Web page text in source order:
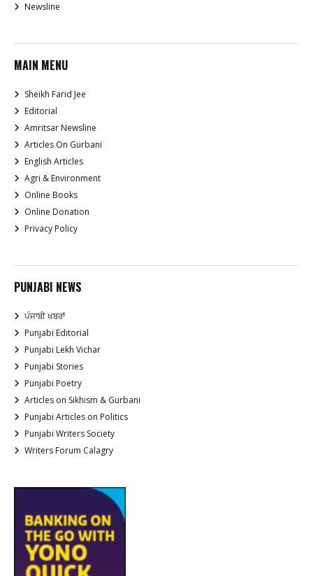
Newsline
MAIN MENU
Sheikh Farid Jee
Editorial
Amritsar Newsline
Articles On Gurbani
English Articles
Agri & Environment
Online Books
Online Donation
Privacy Policy
PUNJABI NEWS
ਪੰਜਾਬੀ ਖਬਰਾਂ
Punjabi Editorial
Punjabi Lekh Vichar
Punjabi Stories
Punjabi Poetry
Articles on Sikhism & Gurbani
Punjabi Articles on Politics
Punjabi Writers Society
Writers Forum Calagry